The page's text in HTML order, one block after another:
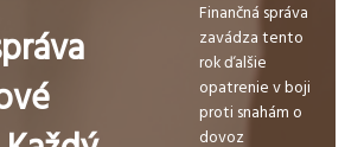
Finančná správa
zavádza tento
rok ďalšie
opatrenie v boji
proti snahám o
dovoz